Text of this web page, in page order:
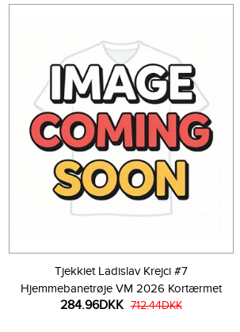
Tjekkiet Ladislav Krejci #7
Hjemmebanetrøje VM 2026 Kortærmet
284.96DKK 712.44DKK